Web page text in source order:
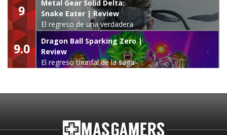
9
Metal Gear Solid Delta:
Snake Eater | Review
El regreso de una verdadera
leyenda
9.0
Dragon Ball Sparking Zero |
Review
El regreso triunfal de la saga